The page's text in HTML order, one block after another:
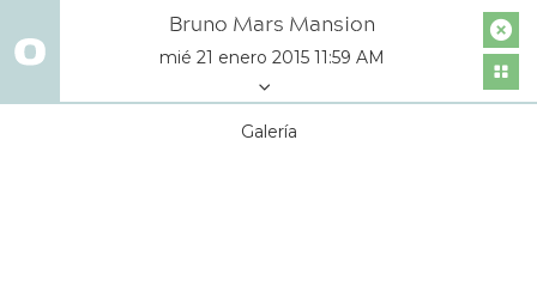
Bruno Mars Mansion
mié 21 enero 2015 11:59 AM
Galería